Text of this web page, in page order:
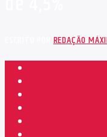
ESCRITO PORREDAÇÃO